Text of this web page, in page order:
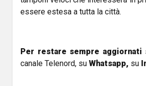
essere estesa a tutta la città.
Per restare sempre aggiornati
canale Telenord, su Whatsapp, su